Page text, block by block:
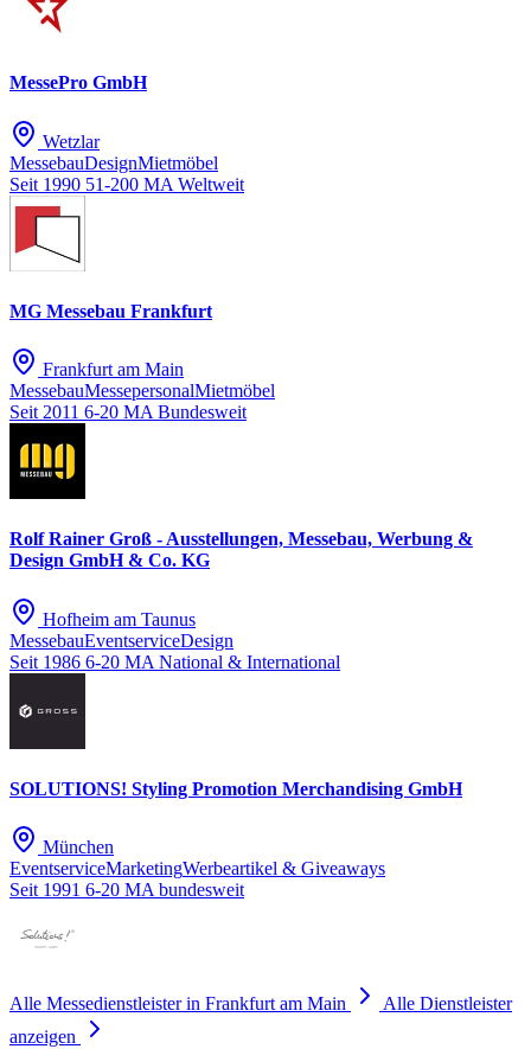
MessePro GmbH
Wetzlar
MessebauDesignMietmöbel
Seit 1990 51-200 MA Weltweit
MG Messebau Frankfurt
Frankfurt am Main
MessebauMessepersonalMietmöbel
Seit 2011 6-20 MA Bundesweit
Rolf Rainer Groß - Ausstellungen, Messebau, Werbung &
Design GmbH & Co. KG
Hofheim am Taunus
MessebauEventserviceDesign
Seit 1986 6-20 MA National & International
SOLUTIONS! Styling Promotion Merchandising GmbH
München
EventserviceMarketingWerbeartikel & Giveaways
Seit 1991 6-20 MA bundesweit
Alle Messedienstleister in Frankfurt am Main
Alle Dienstleister
anzeigen